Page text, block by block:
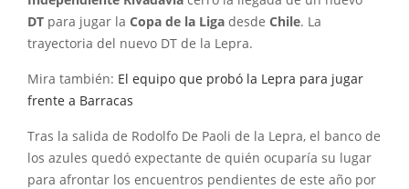
DT para jugar la Copa de la Liga desde Chile. La
trayectoria del nuevo DT de la Lepra.
Mira también: El equipo que probó la Lepra para jugar
frente a Barracas
Tras la salida de Rodolfo De Paoli de la Lepra, el banco de
los azules quedó expectante de quién ocuparía su lugar
para afrontar los encuentros pendientes de este año por